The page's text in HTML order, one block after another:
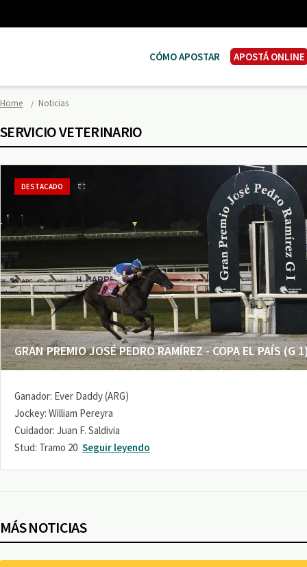
CÓMO APOSTAR APOSTÁ ONLINE
Home Noticias
SERVICIO VETERINARIO
GRAN PREMIO JOSÉ PEDRO RAMÍREZ - COPA EL PAÍS (G
DESTACADO
Ganador: Ever Daddy (ARG)
Jockey: William Pereyra
Cuidador: Juan F. Saldivia
Stud: Tramo 20 Seguir leyendo
MÁS NOTICIAS